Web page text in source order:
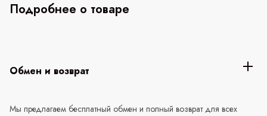
Подробнее о товаре
Обмен и возврат
Мы предлагаем бесплатный обмен и полный возврат для всех